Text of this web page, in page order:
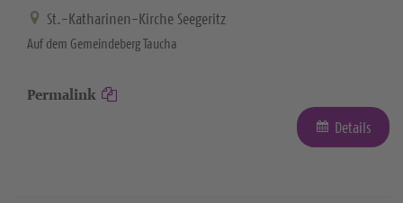
St.-Katharinen-Kirche Seegeritz
Auf dem Gemeindeberg Taucha
Permalink
Details